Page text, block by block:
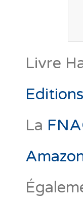
Livre
La